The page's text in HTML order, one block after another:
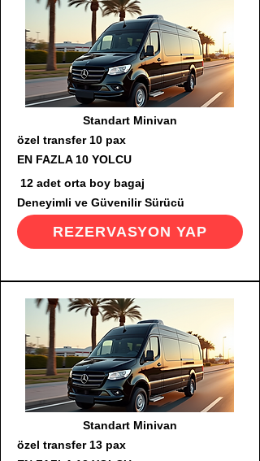
Standart Minivan
özel transfer 10 pax
EN FAZLA 10 YOLCU
12 adet orta boy bagaj
Deneyimli ve Güvenilir Sürücü
REZERVASYON YAP
Standart Minivan
özel transfer 13 pax